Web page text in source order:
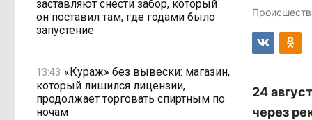
заставляют снести забор, который
он поставил там, где годами было
запустение
13:43 «Кураж» без вывески: магазин,
который лишился лицензии,
продолжает торговать спиртным по
ночам
24
через